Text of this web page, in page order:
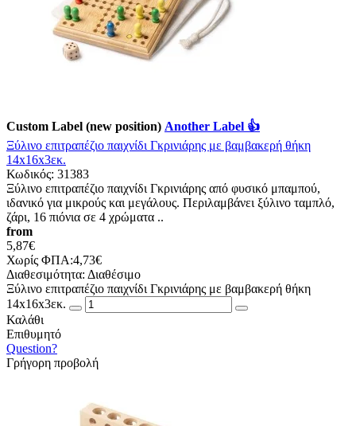
Custom Label (new position) Another Label 👍
Ξύλινο επιτραπέζιο παιχνίδι Γκρινιάρης με βαμβακερή θήκη
14x16x3εκ.
Κωδικός: 31383
Ξύλινο επιτραπέζιο παιχνίδι Γκρινιάρης από φυσικό μπαμπού,
ιδανικό για μικρούς και μεγάλους. Περιλαμβάνει ξύλινο ταμπλό,
ζάρι, 16 πιόνια σε 4 χρώματα ..
from
5,87€
Χωρίς ΦΠΑ:4,73€
Διαθεσιμότητα: Διαθέσιμο
Ξύλινο επιτραπέζιο παιχνίδι Γκρινιάρης με βαμβακερή θήκη
14x16x3εκ.
Καλάθι
Επιθυμητό
Question?
Γρήγορη προβολή